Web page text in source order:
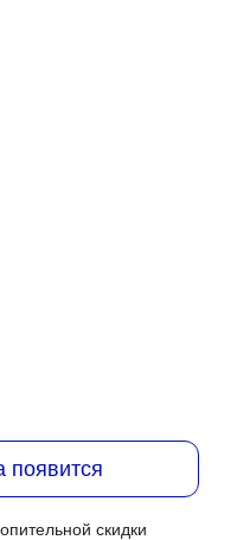
появится
скидки